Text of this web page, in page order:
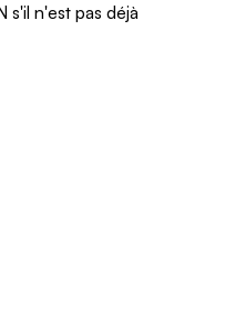
s'il n'est pas déjà